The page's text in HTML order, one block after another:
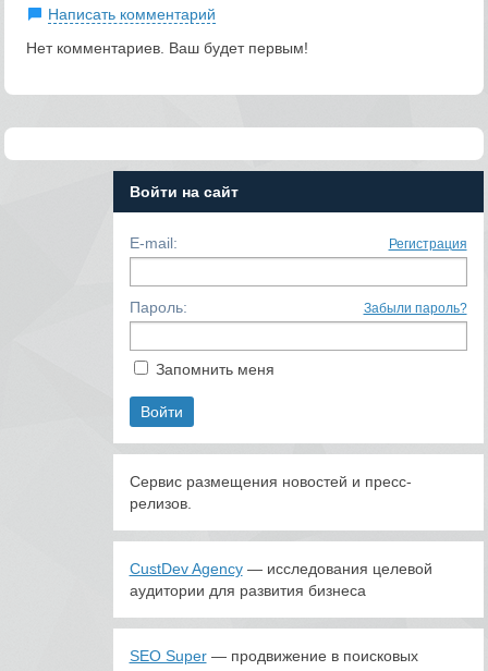
Написать комментарий
Нет комментариев. Ваш будет первым!
Войти на сайт
E-mail: Регистрация
Пароль: Забыли пароль?
Запомнить меня
Сервис размещения новостей и пресс-
релизов.
CustDev Agency— исследования целевой
аудитории для развития бизнеса
SEO Super— продвижение в поисковых